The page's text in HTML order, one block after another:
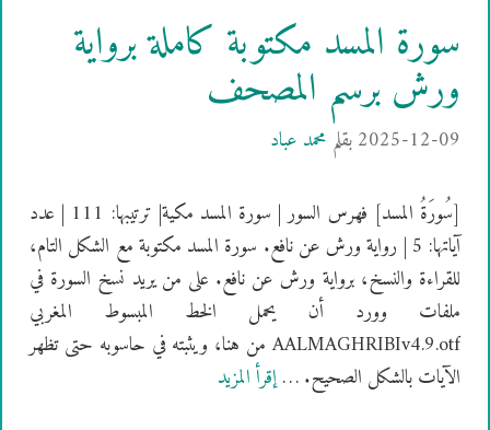
سورة المسد مكتوبة كاملة برواية
ورش برسم المصحف
2025-12-09بقلم محمد عباد
[سُورَةُ المسد] فهرس السور | سورة المسد مكية| ترتيبها: 111 | عدد
آياتها: 5 | رواية ورش عن نافع. سورة المسد مكتوبة مع الشكل التام،
للقراءة والنسخ، برواية ورش عن نافع. على من يريد نسخ السورة في
ملفات وورد أن يحمل الخط المبسوط المغربي
AALMAGHRIBIv4.9.otf من هنا، ويثبته في حاسوبه حتى تظهر
الآيات بالشكل الصحيح. …إقرأ المزيد